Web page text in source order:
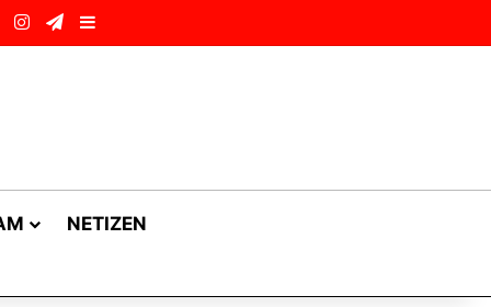
Instagram
Telegram
Sidebar
NETIZEN